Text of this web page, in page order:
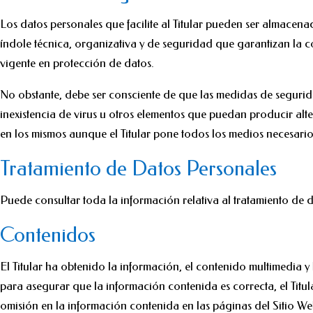
Los datos personales que facilite al Titular pueden ser
índole técnica, organizativa y de seguridad que garantizan la
vigente en protección de datos.
No obstante, debe ser consciente de que las medidas de
inexistencia de virus u otros elementos que puedan producir
en los mismos aunque el Titular pone todos los medios
Tratamiento de Datos Personales
Puede consultar toda la información relativa al tratamiento de
Contenidos
El Titular ha obtenido la información, el contenido multimedia
para asegurar que la información contenida es correcta, el
omisión en la información contenida en las páginas del Sitio